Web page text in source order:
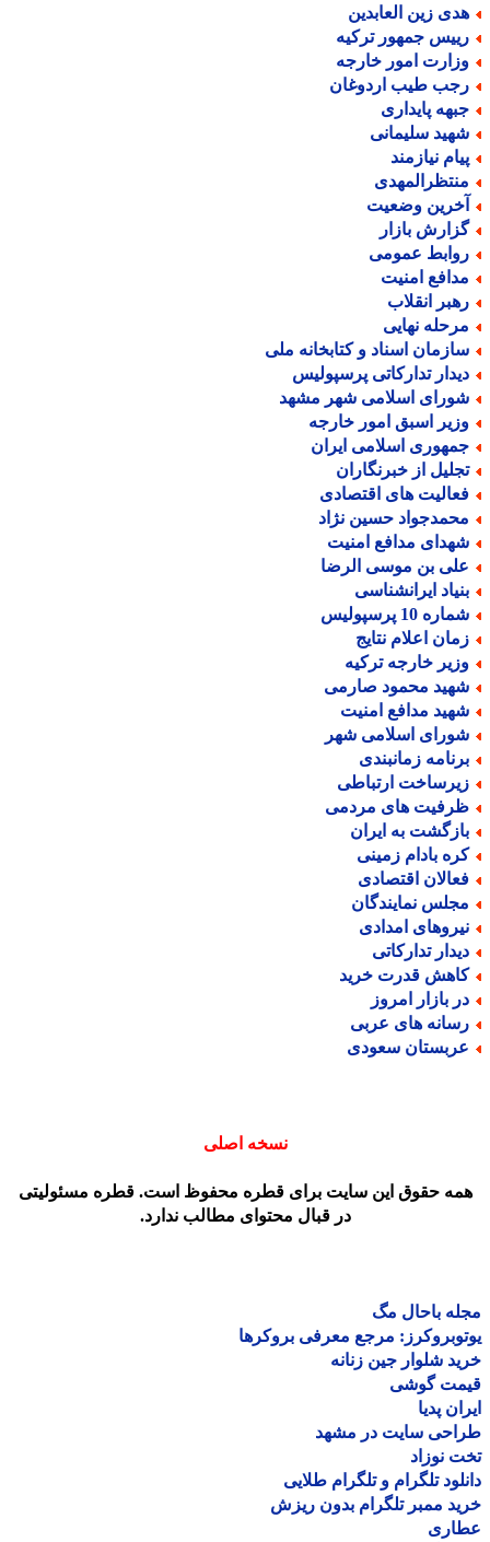
زین العابدین
جمهور ترکیه
امور خارجه
طیب اردوغان
پایداری
سلیمانی
نیازمند
وضعیت
بازار
عمومی
امنیت
انقلاب
نهایی
اسناد و کتابخانه ملی
تدارکاتی پرسپولیس
اسلامی شهر مشهد
اسبق امور خارجه
اسلامی ایران
از خبرنگاران
های اقتصادی
حسین نژاد
مدافع امنیت
بن موسی الرضا
ایرانشناسی
10 پرسپولیس
اعلام نتایج
خارجه ترکیه
محمود صارمی
مدافع امنیت
اسلامی شهر
زمانبندی
ارتباطی
های مردمی
به ایران
بادام زمینی
اقتصادی
نمایندگان
امدادی
تدارکاتی
قدرت خرید
بازار امروز
های عربی
سعودی
نسخه اصلی
حقوق این سایت برای قطره محفوظ است. قطره مسئولیتی
در قبال محتوای مطالب ندارد.
باحال مگ
مرجع معرفی بروکرها
شلوار جین زنانه
گوشی
پدیا
سایت در مشهد
نوزاد
تلگرام و تلگرام طلایی
ممبر تلگرام بدون ریزش